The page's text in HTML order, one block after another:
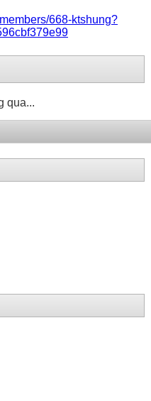
668-ktshung?
qua...